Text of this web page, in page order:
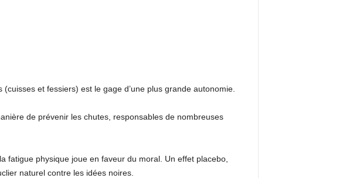
et fessiers) est le gage d’une plus grande autonomie.
de prévenir les chutes, responsables de nombreuses
fatigue physique joue en faveur du moral. Un effet placebo,
naturel contre les idées noires.